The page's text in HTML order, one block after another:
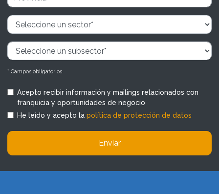
* Campos obligatorios
Acepto recibir información y mailings relacionados con
franquicia y oportunidades de negocio
He leído y acepto la política de protección de datos
Enviar